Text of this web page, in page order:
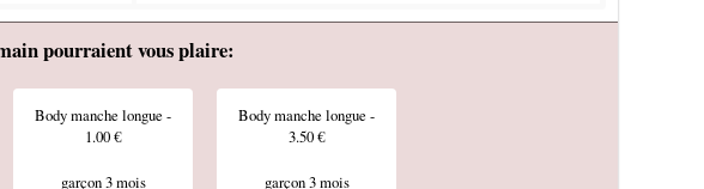
pourraient vous plaire:
Body manche longue -
1.00 €
garçon 3 mois
Body manche longue -
3.50 €
garçon 3 mois